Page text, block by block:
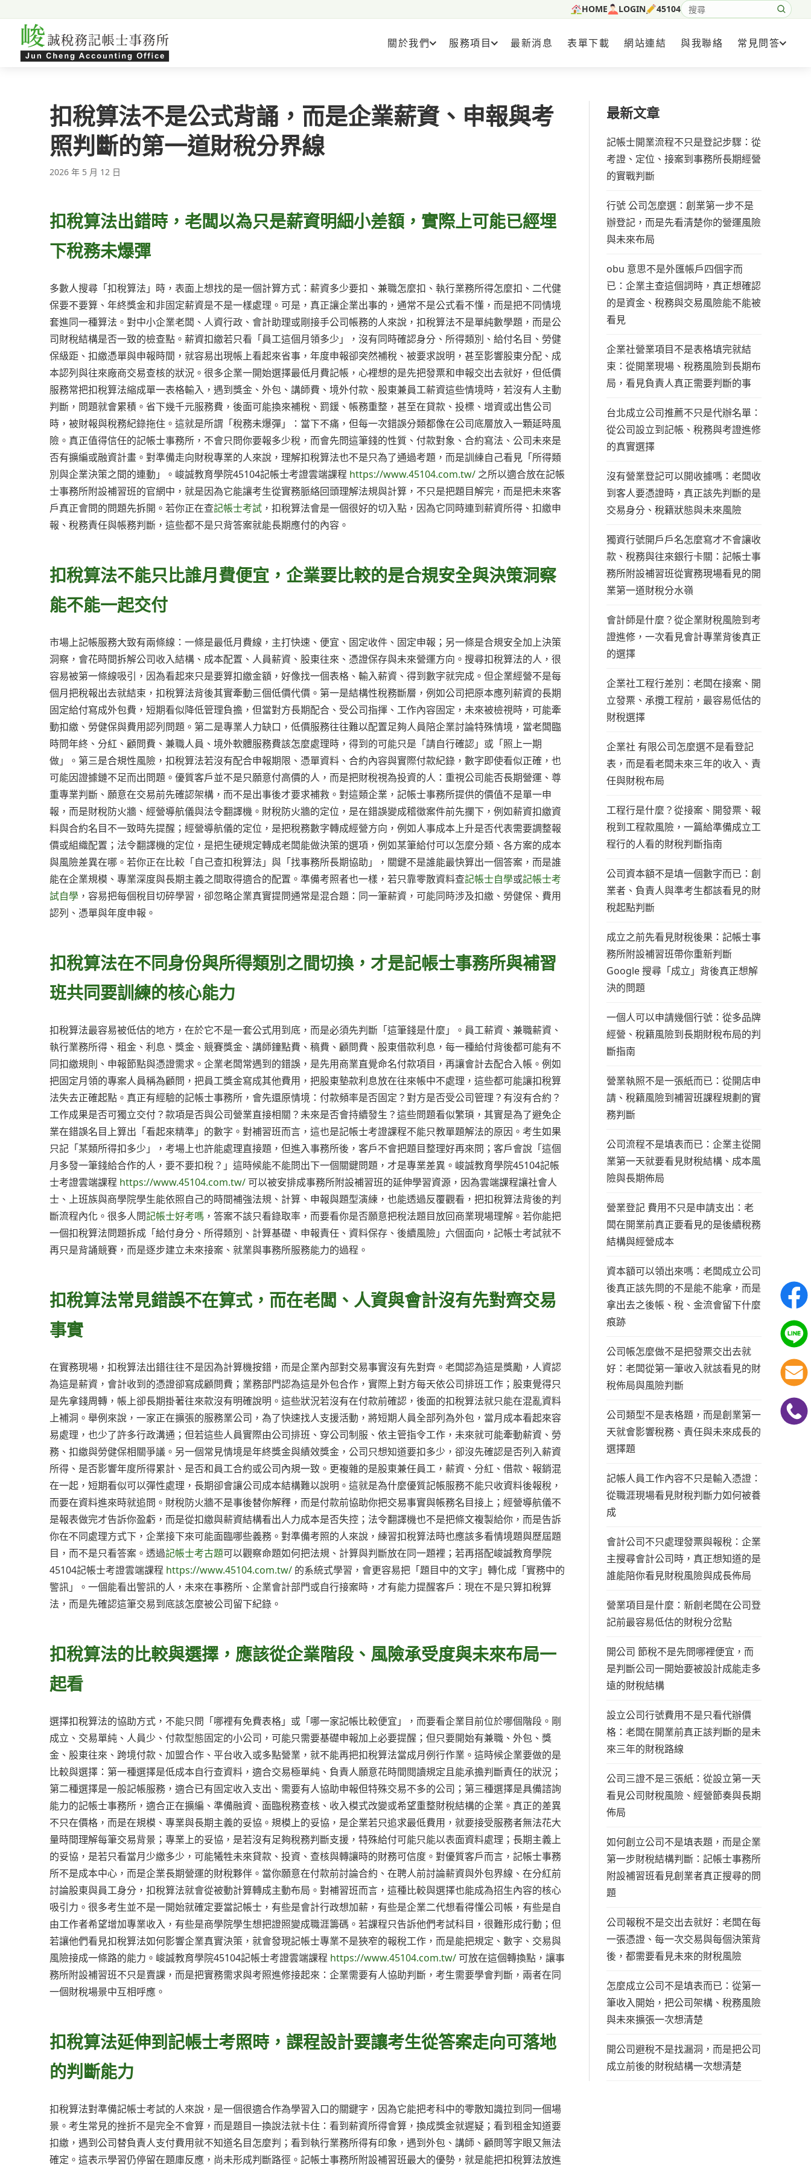
HOME LOGIN 45104
搜尋網站內容
關於我們
服務項目 最新消息 表單下載 網站連結 與我聯絡 常見問答
扣稅算法不是公式背誦，而是企業薪資、申報與考
照判斷的第一道財稅分界線
2026 年 5 月 12 日
扣稅算法出錯時，老闆以為只是薪資明細小差額，實際上可能已經埋
下稅務未爆彈
多數人搜尋「扣稅算法」時，表面上想找的是一個計算方式：薪資多少要扣、兼職怎麼扣、執行業務所得怎麼扣、二代健
保要不要算、年終獎金和非固定薪資是不是一樣處理。可是，真正讓企業出事的，通常不是公式看不懂，而是把不同情境
套進同一種算法。對中小企業老闆、人資行政、會計助理或剛接手公司帳務的人來說，扣稅算法不是單純數學題，而是公
司財稅結構是否一致的檢查點。薪資扣繳若只看「員工這個月領多少」，沒有同時確認身分、所得類別、給付名目、勞健
保級距、扣繳憑單與申報時間，就容易出現帳上看起來省事，年度申報卻突然補稅、被要求說明，甚至影響股東分配、成
本認列與往來廠商交易查核的狀況。很多企業一開始選擇最低月費記帳，心裡想的是先把發票和申報交出去就好，但低價
服務常把扣稅算法縮成單一表格輸入，遇到獎金、外包、講師費、境外付款、股東兼員工薪資這些情境時，若沒有人主動
判斷，問題就會累積。省下幾千元服務費，後面可能換來補稅、罰鍰、帳務重整，甚至在貸款、投標、增資或出售公司
時，被財報與稅務紀錄拖住。這就是所謂「稅務未爆彈」：當下不痛，但每一次錯誤分類都像在公司底層放入一顆延時風
險。真正值得信任的記帳士事務所，不會只問你要報多少稅，而會先問這筆錢的性質、付款對象、合約寫法、公司未來是
否有擴編或融資計畫。對準備走向財稅專業的人來說，理解扣稅算法也不是只為了通過考題，而是訓練自己看見「所得類
別與企業決策之間的連動」。峻誠教育學院45104記帳士考證雲端課程 https://www.45104.com.tw/ 之所以適合放在記帳
士事務所附設補習班的官網中，就是因為它能讓考生從實務脈絡回頭理解法規與計算，不只是把題目解完，而是把未來客
戶真正會問的問題先拆開。若你正在查記帳士考試 ，扣稅算法會是一個很好的切入點，因為它同時連到薪資所得、扣繳申
報、稅務責任與帳務判斷，這些都不是只背答案就能長期應付的內容。
扣稅算法不能只比誰月費便宜，企業要比較的是合規安全與決策洞察
能不能一起交付
市場上記帳服務大致有兩條線：一條是最低月費線，主打快速、便宜、固定收件、固定申報；另一條是合規安全加上決策
洞察，會花時間拆解公司收入結構、成本配置、人員薪資、股東往來、憑證保存與未來營運方向。搜尋扣稅算法的人，很
容易被第一條線吸引，因為看起來只是要算扣繳金額，好像找一個表格、輸入薪資、得到數字就完成。但企業經營不是每
個月把稅報出去就結束，扣稅算法背後其實牽動三個低價代價。第一是結構性稅務斷層，例如公司把原本應列薪資的長期
固定給付寫成外包費，短期看似降低管理負擔，但當對方長期配合、受公司指揮、工作內容固定，未來被檢視時，可能牽
動扣繳、勞健保與費用認列問題。第二是專業人力缺口，低價服務往往難以配置足夠人員陪企業討論特殊情境，當老闆臨
時問年終、分紅、顧問費、兼職人員、境外軟體服務費該怎麼處理時，得到的可能只是「請自行確認」或「照上一期
做」。第三是合規性風險，扣稅算法若沒有配合申報期限、憑單資料、合約內容與實際付款紀錄，數字即使看似正確，也
可能因證據鏈不足而出問題。優質客戶並不是只願意付高價的人，而是把財稅視為投資的人：重視公司能否長期營運、尊
重專業判斷、願意在交易前先確認架構，而不是出事後才要求補救。對這類企業，記帳士事務所提供的價值不是單一申
報，而是財稅防火牆、經營導航儀與法令翻譯機。財稅防火牆的定位，是在錯誤變成稽徵案件前先攔下，例如薪資扣繳資
料與合約名目不一致時先提醒；經營導航儀的定位，是把稅務數字轉成經營方向，例如人事成本上升是否代表需要調整報
價或組織配置；法令翻譯機的定位，是把生硬規定轉成老闆能做決策的選項，例如某筆給付可以怎麼分類、各方案的成本
與風險差異在哪。若你正在比較「自己查扣稅算法」與「找事務所長期協助」，關鍵不是誰能最快算出一個答案，而是誰
能在企業規模、專業深度與長期主義之間取得適合的配置。準備考照者也一樣，若只靠零散資料查記帳士自學或記帳士考
試自學 ，容易把每個稅目切碎學習，卻忽略企業真實提問通常是混合題：同一筆薪資，可能同時涉及扣繳、勞健保、費用
認列、憑單與年度申報。
扣稅算法在不同身份與所得類別之間切換，才是記帳士事務所與補習
班共同要訓練的核心能力
扣稅算法最容易被低估的地方，在於它不是一套公式用到底，而是必須先判斷「這筆錢是什麼」。員工薪資、兼職薪資、
執行業務所得、租金、利息、獎金、競賽獎金、講師鐘點費、稿費、顧問費、股東借款利息，每一種給付背後都可能有不
同扣繳規則、申報節點與憑證需求。企業老闆常遇到的錯誤，是先用商業直覺命名付款項目，再讓會計去配合入帳。例如
把固定月領的專案人員稱為顧問，把員工獎金寫成其他費用，把股東墊款利息放在往來帳中不處理，這些都可能讓扣稅算
法失去正確起點。真正有經驗的記帳士事務所，會先還原情境：付款頻率是否固定？對方是否受公司管理？有沒有合約？
工作成果是否可獨立交付？款項是否與公司營業直接相關？未來是否會持續發生？這些問題看似繁瑣，其實是為了避免企
業在錯誤名目上算出「看起來精準」的數字。對補習班而言，這也是記帳士考證課程不能只教單題解法的原因。考生如果
只記「某類所得扣多少」，考場上也許能處理直接題，但進入事務所後，客戶不會把題目整理好再來問；客戶會說「這個
月多發一筆錢給合作的人，要不要扣稅？」這時候能不能問出下一個關鍵問題，才是專業差異。峻誠教育學院45104記帳
士考證雲端課程 https://www.45104.com.tw/ 可以被安排成事務所附設補習班的延伸學習資源，因為雲端課程讓社會人
士、上班族與商學院學生能依照自己的時間補強法規、計算、申報與題型演練，也能透過反覆觀看，把扣稅算法背後的判
斷流程內化。很多人問記帳士好考嗎 ，答案不該只看錄取率，而要看你是否願意把稅法題目放回商業現場理解。若你能把
一個扣稅算法問題拆成「給付身分、所得類別、計算基礎、申報責任、資料保存、後續風險」六個面向，記帳士考試就不
再只是背誦競賽，而是逐步建立未來接案、就業與事務所服務能力的過程。
扣稅算法常見錯誤不在算式，而在老闆、人資與會計沒有先對齊交易
事實
在實務現場，扣稅算法出錯往往不是因為計算機按錯，而是企業內部對交易事實沒有先對齊。老闆認為這是獎勵，人資認
為這是薪資，會計收到的憑證卻寫成顧問費；業務部門認為這是外包合作，實際上對方每天依公司排班工作；股東覺得只
是先拿錢周轉，帳上卻長期掛著往來款沒有明確說明。這些狀況若沒有在付款前確認，後面的扣稅算法就只能在混亂資料
上補洞。舉例來說，一家正在擴張的服務業公司，為了快速找人支援活動，將短期人員全部列為外包，當月成本看起來容
易處理，也少了許多行政溝通；但若這些人員實際由公司排班、穿公司制服、依主管指令工作，未來就可能牽動薪資、勞
務、扣繳與勞健保相關爭議。另一個常見情境是年終獎金與績效獎金，公司只想知道要扣多少，卻沒先確認是否列入薪資
所得、是否影響年度所得累計、是否和員工合約或公司內規一致。更複雜的是股東兼任員工，薪資、分紅、借款、報銷混
在一起，短期看似可以彈性處理，長期卻會讓公司成本結構難以說明。這就是為什麼優質記帳服務不能只收資料後報稅，
而要在資料進來時就追問。財稅防火牆不是事後替你解釋，而是付款前協助你把交易事實與帳務名目接上；經營導航儀不
是報表做完才告訴你盈虧，而是從扣繳與薪資結構看出人力成本是否失控；法令翻譯機也不是把條文複製給你，而是告訴
你在不同處理方式下，企業接下來可能面臨哪些義務。對準備考照的人來說，練習扣稅算法時也應該多看情境題與歷屆題
目，而不是只看答案。透過記帳士考古題可以觀察命題如何把法規、計算與判斷放在同一題裡；若再搭配峻誠教育學院
45104記帳士考證雲端課程 https://www.45104.com.tw/ 的系統式學習，會更容易把「題目中的文字」轉化成「實務中的
警訊」。一個能看出警訊的人，未來在事務所、企業會計部門或自行接案時，才有能力提醒客戶：現在不是只算扣稅算
法，而是先確認這筆交易到底該怎麼被公司留下紀錄。
扣稅算法的比較與選擇，應該從企業階段、風險承受度與未來布局一
起看
選擇扣稅算法的協助方式，不能只問「哪裡有免費表格」或「哪一家記帳比較便宜」，而要看企業目前位於哪個階段。剛
成立、交易單純、人員少、付款型態固定的小公司，可能只需要基礎申報加上必要提醒；但只要開始有兼職、外包、獎
金、股東往來、跨境付款、加盟合作、平台收入或多點營業，就不能再把扣稅算法當成月例行作業。這時候企業要做的是
比較與選擇：第一種選擇是低成本自行查資料，適合交易極單純、負責人願意花時間閱讀規定且能承擔判斷責任的狀況；
第二種選擇是一般記帳服務，適合已有固定收入支出、需要有人協助申報但特殊交易不多的公司；第三種選擇是具備諮詢
能力的記帳士事務所，適合正在擴編、準備融資、面臨稅務查核、收入模式改變或希望重整財稅結構的企業。真正的差異
不只在價格，而是在規模、專業與長期主義的妥協。規模上的妥協，是企業若只追求最低費用，就要接受服務者無法花大
量時間理解每筆交易背景；專業上的妥協，是若沒有足夠稅務判斷支援，特殊給付可能只能以表面資料處理；長期主義上
的妥協，是若只看當月少繳多少，可能犧牲未來貸款、投資、查核與轉讓時的財務可信度。對優質客戶而言，記帳士事務
所不是成本中心，而是企業長期營運的財稅夥伴。當你願意在付款前討論合約、在聘人前討論薪資與外包界線、在分紅前
討論股東與員工身分，扣稅算法就會從被動計算轉成主動布局。對補習班而言，這種比較與選擇也能成為招生內容的核心
吸引力。很多考生並不是一開始就確定要當記帳士，有些是會計行政想加薪，有些是企業二代想看得懂公司帳，有些是自
由工作者希望增加專業收入，有些是商學院學生想把證照變成職涯籌碼。若課程只告訴他們考試科目，很難形成行動；但
若讓他們看見扣稅算法如何影響企業真實決策，就會發現記帳士專業不是狹窄的報稅工作，而是能把規定、數字、交易與
風險接成一條路的能力。峻誠教育學院45104記帳士考證雲端課程 https://www.45104.com.tw/ 可放在這個轉換點，讓事
務所附設補習班不只是賣課，而是把實務需求與考照進修接起來：企業需要有人協助判斷，考生需要學會判斷，兩者在同
一個財稅場景中互相呼應。
扣稅算法延伸到記帳士考照時，課程設計要讓考生從答案走向可落地
的判斷能力
扣稅算法對準備記帳士考試的人來說，是一個很適合作為學習入口的關鍵字，因為它能把考科中的零散知識拉到同一個場
景。考生常見的挫折不是完全不會算，而是題目一換說法就卡住：看到薪資所得會算，換成獎金就遲疑；看到租金知道要
扣繳，遇到公司替負責人支付費用就不知道名目怎麼判；看到執行業務所得有印象，遇到外包、講師、顧問等字眼又無法
確定。這表示學習仍停留在題庫反應，尚未形成判斷路徑。記帳士事務所附設補習班最大的優勢，就是能把扣稅算法放進
最新文章
記帳士開業流程不只是登記步驟：從
考證、定位、接案到事務所長期經營
的實戰判斷
行號 公司怎麼選：創業第一步不是
辦登記，而是先看清楚你的營運風險
與未來布局
obu 意思不是外匯帳戶四個字而
已：企業主查這個詞時，真正想確認
的是資金、稅務與交易風險能不能被
看見
企業社營業項目不是表格填完就結
束：從開業現場、稅務風險到長期布
局，看見負責人真正需要判斷的事
台北成立公司推薦不只是代辦名單：
從公司設立到記帳、稅務與考證進修
的真實選擇
沒有營業登記可以開收據嗎：老闆收
到客人要憑證時，真正該先判斷的是
交易身分、稅籍狀態與未來風險
獨資行號開戶戶名怎麼寫才不會讓收
款、稅務與往來銀行卡關：記帳士事
務所附設補習班從實務現場看見的開
業第一道財稅分水嶺
會計師是什麼？從企業財稅風險到考
證進修，一次看見會計專業背後真正
的選擇
企業社工程行差別：老闆在接案、開
立發票、承攬工程前，最容易低估的
財稅選擇
企業社 有限公司怎麼選不是看登記
表，而是看老闆未來三年的收入、責
任與財稅布局
工程行是什麼？從接案、開發票、報
稅到工程款風險，一篇給準備成立工
程行的人看的財稅判斷指南
公司資本額不是填一個數字而已：創
業者、負責人與準考生都該看見的財
稅起點判斷
成立之前先看見財稅後果：記帳士事
務所附設補習班帶你重新判斷
Google 搜尋「成立」背後真正想解
決的問題
一個人可以申請幾個行號：從多品牌
經營、稅籍風險到長期財稅布局的判
斷指南
營業執照不是一張紙而已：從開店申
請、稅籍風險到補習班課程規劃的實
務判斷
公司流程不是填表而已：企業主從開
業第一天就要看見財稅結構、成本風
險與長期佈局
營業登記 費用不只是申請支出：老
闆在開業前真正要看見的是後續稅務
結構與經營成本
資本額可以領出來嗎：老闆成立公司
後真正該先問的不是能不能拿，而是
拿出去之後帳、稅、金流會留下什麼
痕跡
公司帳怎麼做不是把發票交出去就
好：老闆從第一筆收入就該看見的財
稅佈局與風險判斷
公司類型不是表格題，而是創業第一
天就會影響稅務、責任與未來成長的
選擇題
記帳人員工作內容不只是輸入憑證：
從職涯現場看見財稅判斷力如何被養
成
會計公司不只處理發票與報稅：企業
主搜尋會計公司時，真正想知道的是
誰能陪你看見財稅風險與成長佈局
營業項目是什麼：新創老闆在公司登
記前最容易低估的財稅分岔點
開公司 節稅不是先問哪裡便宜，而
是判斷公司一開始要被設計成能走多
遠的財稅結構
設立公司行號費用不是只看代辦價
格：老闆在開業前真正該判斷的是未
來三年的財稅路線
公司三證不是三張紙：從設立第一天
看見公司財稅風險、經營節奏與長期
佈局
如何創立公司不是填表題，而是企業
第一步財稅結構判斷：記帳士事務所
附設補習班看見創業者真正搜尋的問
題
公司報稅不是交出去就好：老闆在每
一張憑證、每一次交易與每個決策背
後，都需要看見未來的財稅風險
怎麼成立公司不是填表而已：從第一
筆收入開始，把公司架構、稅務風險
與未來擴張一次想清楚
開公司避稅不是找漏洞，而是把公司
成立前後的財稅結構一次想清楚